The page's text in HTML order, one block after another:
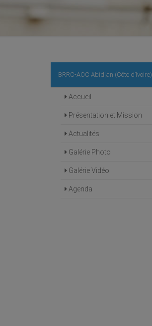
BRRC-AOC Abidjan (Côte d’Ivoire)
Accueil
Présentation et Mission
Actualités
Galérie Photo
Galérie Vidéo
Agenda